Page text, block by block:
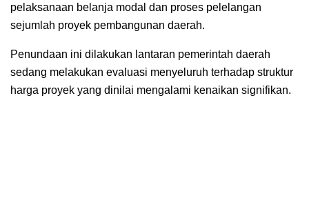
pelaksanaan belanja modal dan proses pelelangan
sejumlah proyek pembangunan daerah.
Penundaan ini dilakukan lantaran pemerintah daerah
sedang melakukan evaluasi menyeluruh terhadap struktur
harga proyek yang dinilai mengalami kenaikan signifikan.